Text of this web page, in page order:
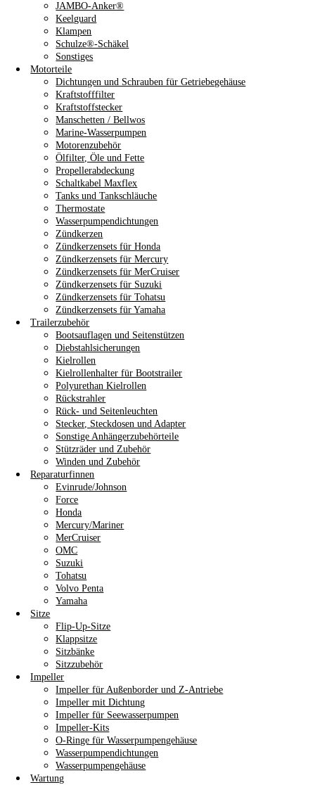
JAMBO-Anker®
Keelguard
Klampen
Schulze®-Schäkel
Sonstiges
Motorteile
Dichtungen und Schrauben für Getriebegehäuse
Kraftstofffilter
Kraftstoffstecker
Manschetten / Bellwos
Marine-Wasserpumpen
Motorenzubehör
Ölfilter, Öle und Fette
Propellerabdeckung
Schaltkabel Maxflex
Tanks und Tankschläuche
Thermostate
Wasserpumpendichtungen
Zündkerzen
Zündkerzensets für Honda
Zündkerzensets für Mercury
Zündkerzensets für MerCruiser
Zündkerzensets für Suzuki
Zündkerzensets für Tohatsu
Zündkerzensets für Yamaha
Trailerzubehör
Bootsauflagen und Seitenstützen
Diebstahlsicherungen
Kielrollen
Kielrollenhalter für Bootstrailer
Polyurethan Kielrollen
Rückstrahler
Rück- und Seitenleuchten
Stecker, Steckdosen und Adapter
Sonstige Anhängerzubehörteile
Stützräder und Zubehör
Winden und Zubehör
Reparaturfinnen
Evinrude/Johnson
Force
Honda
Mercury/Mariner
MerCruiser
OMC
Suzuki
Tohatsu
Volvo Penta
Yamaha
Sitze
Flip-Up-Sitze
Klappsitze
Sitzbänke
Sitzzubehör
Impeller
Impeller für Außenborder und Z-Antriebe
Impeller mit Dichtung
Impeller für Seewasserpumpen
Impeller-Kits
O-Ringe für Wasserpumpengehäuse
Wasserpumpendichtungen
Wasserpumpengehäuse
Wartung